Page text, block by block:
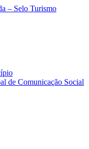
– Selo Turismo
de Comunicação Social